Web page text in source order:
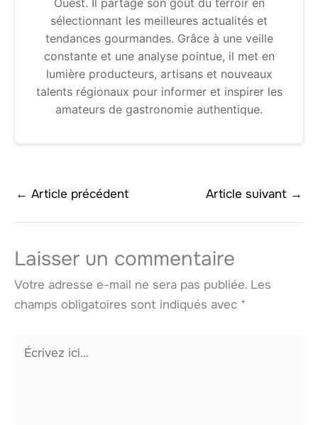
Ouest. Il partage son goût du terroir en
sélectionnant les meilleures actualités et
tendances gourmandes. Grâce à une veille
constante et une analyse pointue, il met en
lumière producteurs, artisans et nouveaux
talents régionaux pour informer et inspirer les
amateurs de gastronomie authentique.
← Article précédent Article suivant →
Laisser un commentaire
Votre adresse e-mail ne sera pas publiée. Les
champs obligatoires sont indiqués avec *
Écrivez
ici…